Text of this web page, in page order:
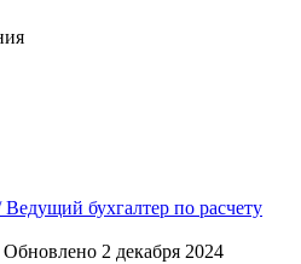
Ведущий бухгалтер по расчету
Обновлено 2 декабря 2024